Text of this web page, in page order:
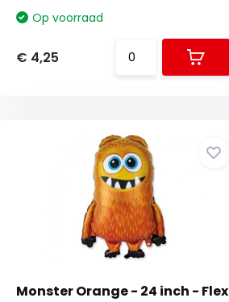
Op voorraad
€ 4,25
Monster Orange - 24 inch - Flex